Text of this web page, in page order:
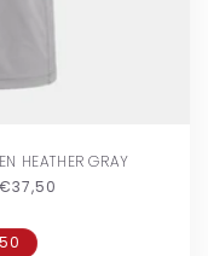
HEATHER GRAY
€37,50